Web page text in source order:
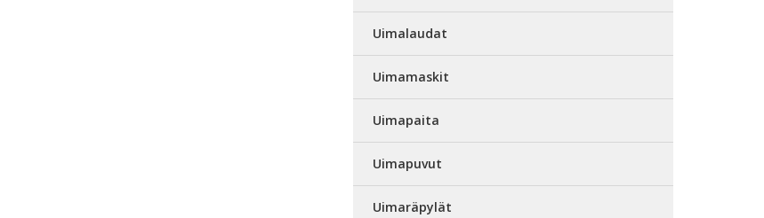
Uimalaudat
Uimamaskit
Uimapaita
Uimapuvut
Uimaräpylät